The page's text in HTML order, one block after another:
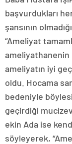
başvurdukları
şansının
“Ameliyat
ameliyathanenin
ameliyatın iyi
oldu. Hocama
bedeniyle
geçirdiği
ekin Ada ise
söyleyerek,